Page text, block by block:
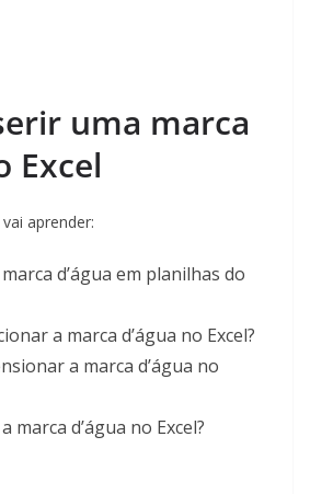
uma marca
Excel
aprender:
d’água em planilhas do
a marca d’água no Excel?
a marca d’água no
marca d’água no Excel?